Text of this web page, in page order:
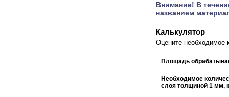
Внимание! В
названием
Калькулятор
Оцените необходимое
Площадь
Необходимое
слоя толщиной 1 мм,